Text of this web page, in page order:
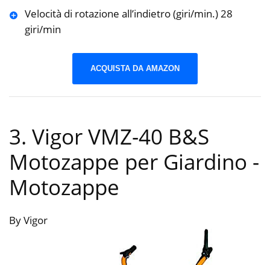
Velocità di rotazione all’indietro (giri/min.) 28
giri/min
ACQUISTA DA AMAZON
3. Vigor VMZ-40 B&S
Motozappe per Giardino -
Motozappe
By Vigor